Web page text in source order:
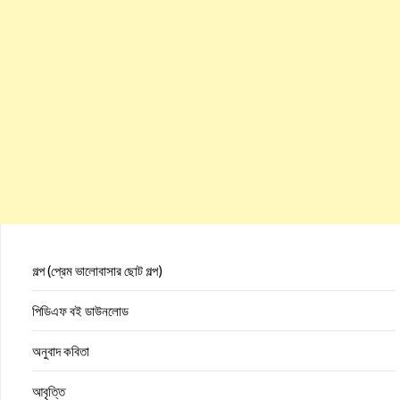
গল্প (প্রেম ভালোবাসার ছোট গল্প)
পিডিএফ বই ডাউনলোড
অনুবাদ কবিতা
আবৃত্তি